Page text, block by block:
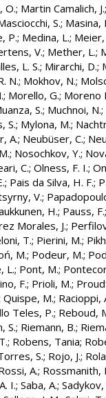
O.; Martin Camalich, J.
S.; Masina,
P.; Medina, L.; Meier,
V.; Mether, L.;
L. S.; Mirarchi, D.;
N.; Mokhov, N.;
; Morello, G.; Moreno
S.; Muchnoi, N.;
S.; Mylona, M.;
A.; Neubüser, C.;
; Nosochkov, Y.;
C.; Olness, F. I.;
; Pais da Silva, H. F.;
V.;
H.; Pauss, F.
Morales, J.;
T.; Pierini, M.;
M.; Podeur, M.;
L.; Pont, M.;
F.; Prioli, M.;
Quispe, M.; Racioppi,
Teles, P.; Reboud,
S.; Riemann, B.;
; Robens, Tania;
S.; Rojo, J.;
A.; Rossmanith,
I.; Saba, A.; Sadykov,